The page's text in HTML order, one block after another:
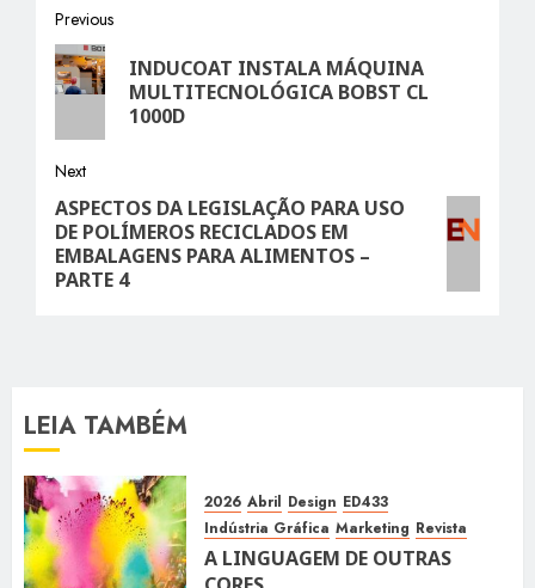
Post
navigation
Previous
Previous
post:
INDUCOAT INSTALA MÁQUINA
MULTITECNOLÓGICA BOBST CL
1000D
Next
Next
post:
ASPECTOS DA LEGISLAÇÃO PARA USO
DE POLÍMEROS RECICLADOS EM
EMBALAGENS PARA ALIMENTOS –
PARTE 4
LEIA TAMBÉM
2026 Abril Design ED433
Indústria Gráfica Marketing Revista
A LINGUAGEM DE OUTRAS